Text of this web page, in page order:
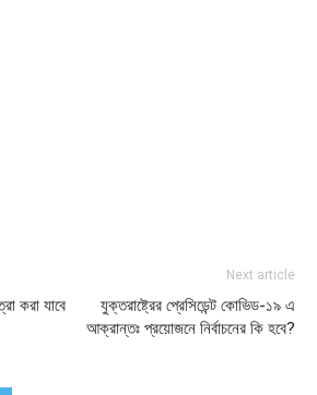
করা যাবে
Next article
যুক্তরাষ্ট্রের প্রেসিডেন্ট কোভিড-১৯ এ
আক্রান্তঃ প্রয়োজনে নির্বাচনের কি হবে?